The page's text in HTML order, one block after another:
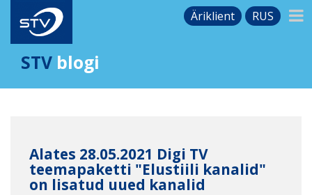
Äriklient RUS
STV blogi
Alates 28.05.2021 Digi TV
teemapaketti "Elustiili kanalid"
on lisatud uued kanalid